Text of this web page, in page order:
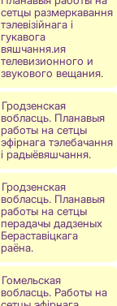
сетцы размеркавання
тэлевізійнага і
гукавога
вяшчання.ия
телевизионного и
звукового вещания.
Гродзенская
вобласць. Планавыя
работы на сетцы
эфірнага тэлебачання
і радыёвяшчання.
Гродзенская
вобласць. Планавыя
работы на сетцы
перадачы дадзеных
Бераставiцкага
раёна.
Гомельская
вобласць. Работы на